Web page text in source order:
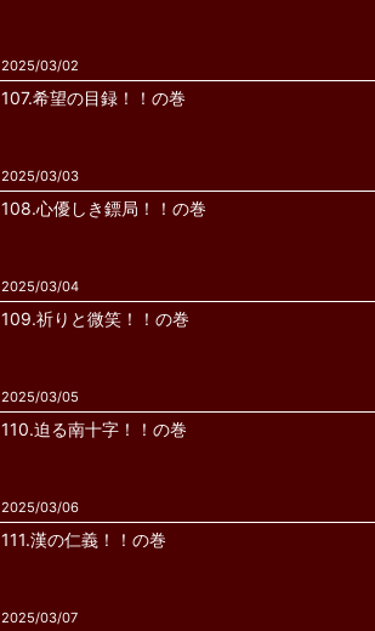
2025/03/02
107.希望の目録！！の巻
2025/03/03
108.心優しき鏢局！！の巻
2025/03/04
109.祈りと微笑！！の巻
2025/03/05
110.迫る南十字！！の巻
2025/03/06
111.漢の仁義！！の巻
2025/03/07